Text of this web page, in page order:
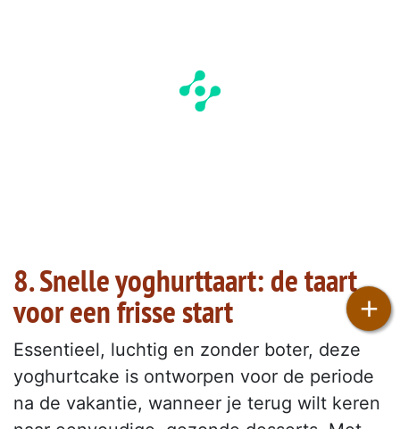
8. Snelle yoghurttaart: de taart
voor een frisse start
Essentieel, luchtig en zonder boter, deze
yoghurtcake is ontworpen voor de periode
na de vakantie, wanneer je terug wilt keren
+